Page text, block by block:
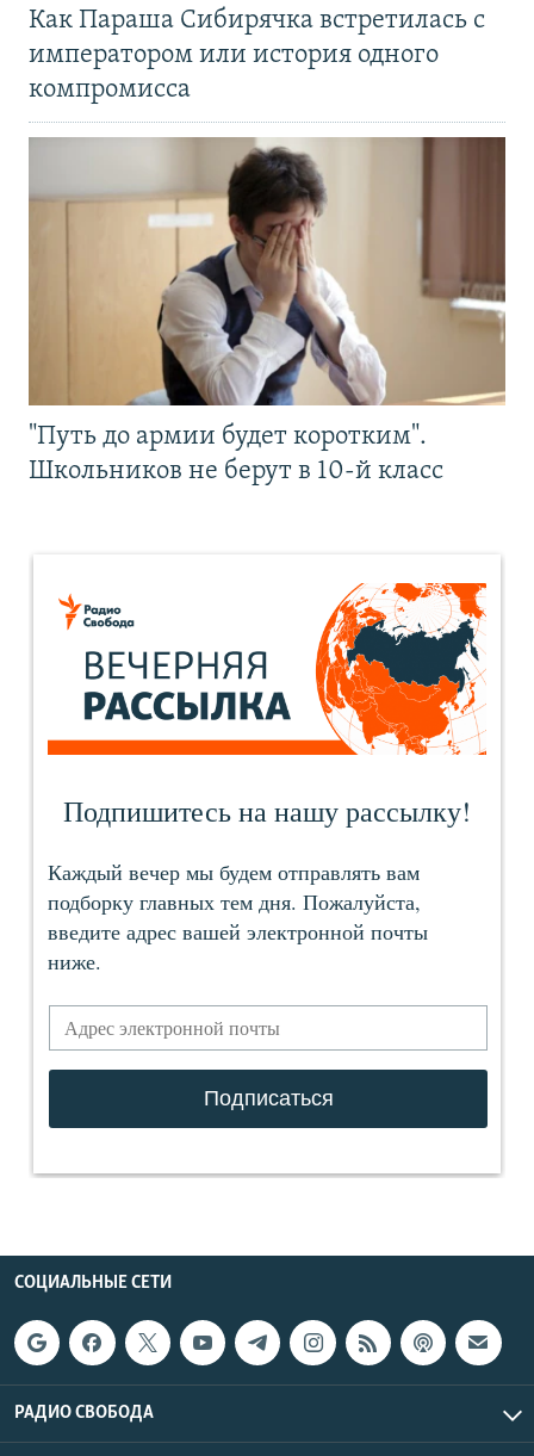
Как Параша Сибирячка встретилась с
императором или история одного
компромисса
"Путь до армии будет коротким".
Школьников не берут в 10-й класс
СОЦИАЛЬНЫЕ СЕТИ
РАДИО СВОБОДА